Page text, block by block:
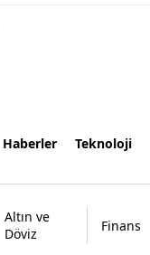
Haberler Teknoloji
Altın ve
Döviz
Finans